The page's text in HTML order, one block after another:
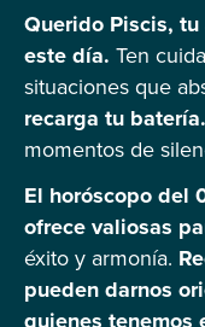
Querido Piscis,
este día. Ten
situaciones que
recarga tu batería.
momentos de
El horóscopo del
ofrece valiosas
éxito y armonía.
pueden darnos
quienes tenemos